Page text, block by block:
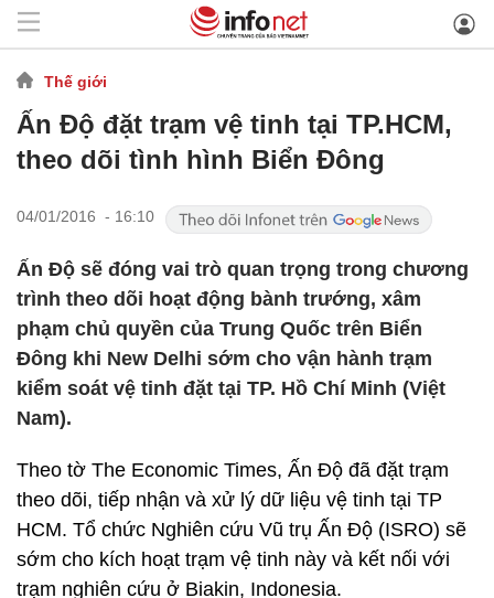
Thế giới
Ấn Độ đặt trạm vệ tinh tại TP.HCM,
theo dõi tình hình Biển Đông
04/01/2016 - 16:10
Ấn Độ sẽ đóng vai trò quan trọng trong chương
trình theo dõi hoạt động bành trướng, xâm
phạm chủ quyền của Trung Quốc trên Biển
Đông khi New Delhi sớm cho vận hành trạm
kiểm soát vệ tinh đặt tại TP. Hồ Chí Minh (Việt
Nam).
Theo tờ The Economic Times, Ấn Độ đã đặt trạm
theo dõi, tiếp nhận và xử lý dữ liệu vệ tinh tại TP
HCM. Tổ chức Nghiên cứu Vũ trụ Ấn Độ (ISRO) sẽ
sớm cho kích hoạt trạm vệ tinh này và kết nối với
trạm nghiên cứu ở Biakin, Indonesia.